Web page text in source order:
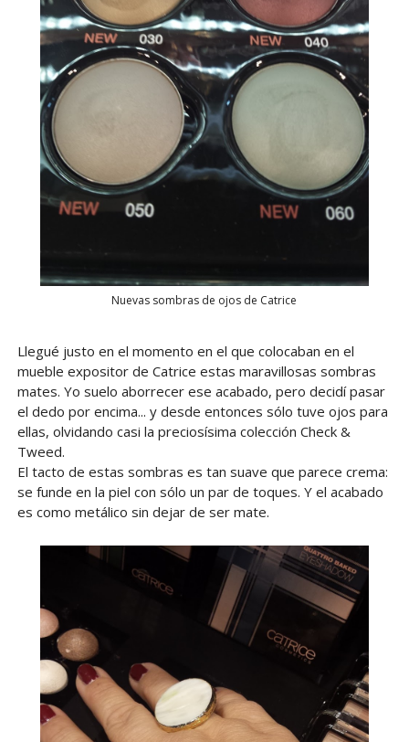
Nuevas sombras de ojos de Catrice
Llegué justo en el momento en el que colocaban en el
mueble expositor de Catrice estas maravillosas sombras
mates. Yo suelo aborrecer ese acabado, pero decidí pasar
el dedo por encima... y desde entonces sólo tuve ojos para
ellas, olvidando casi la preciosísima colección Check &
Tweed.
El tacto de estas sombras es tan suave que parece crema:
se funde en la piel con sólo un par de toques. Y el acabado
es como metálico sin dejar de ser mate.